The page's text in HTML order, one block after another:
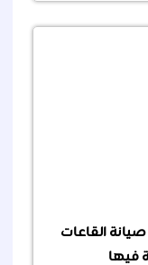
القاعات
فيها